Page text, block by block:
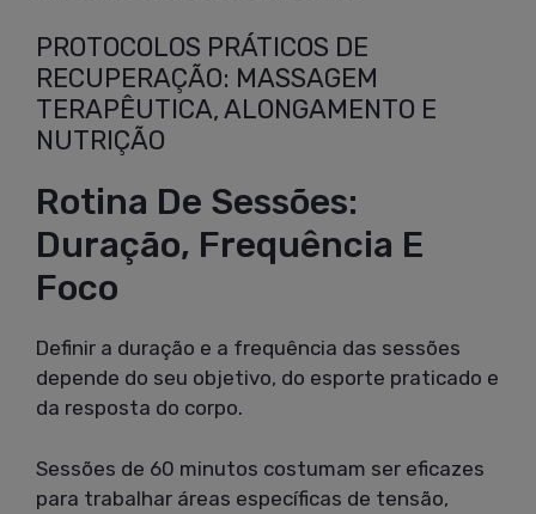
PROTOCOLOS PRÁTICOS DE
RECUPERAÇÃO: MASSAGEM
TERAPÊUTICA, ALONGAMENTO E
NUTRIÇÃO
Rotina De Sessões:
Duração, Frequência E
Foco
Definir a duração e a frequência das sessões
depende do seu objetivo, do esporte praticado e
da resposta do corpo.
Sessões de 60 minutos costumam ser eficazes
para trabalhar áreas específicas de tensão,